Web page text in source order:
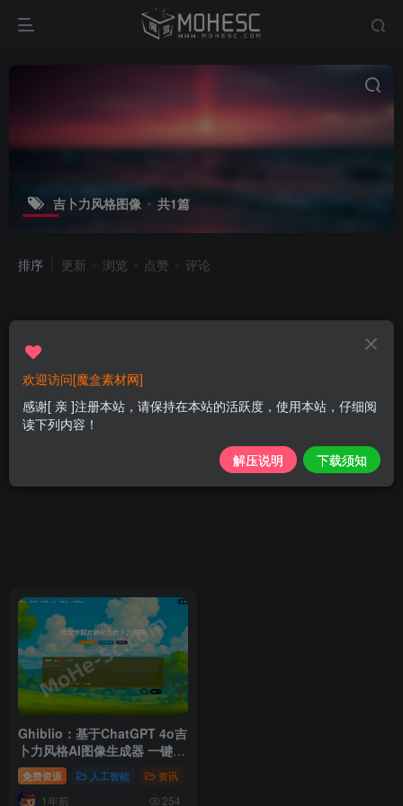
吉卜力风格图像 共1篇
排序 更新 浏览 点赞 评论
Ghiblio：基于ChatGPT 4o吉
卜力风格AI图像生成器 一键转
换真人照片与文字描述
免费资源 人工智能 资讯
1年前 254
欢迎访问[魔盒素材网]
感谢[ 亲 ]注册本站，请保持在本站的活跃度，使用本站，仔细阅
读下列内容！
解压说明 下载须知